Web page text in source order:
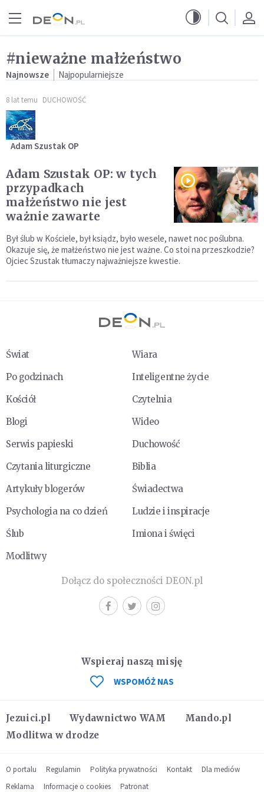
#nieważne małżeństwo
Najnowsze Najpopularniejsze
8 lat temu DUCHOWOŚĆ
Adam Szustak OP
Adam Szustak OP: w tych
przypadkach
małżeństwo nie jest
ważnie zawarte
Był ślub w Kościele, był ksiądz, było wesele, nawet noc poślubna.
Okazuje się, że małżeństwo nie jest ważne. Co stoi na przeszkodzie?
Ojciec Szustak tłumaczy najważniejsze kwestie.
Świat
Wiara
Po godzinach
Inteligentne życie
Kościół
Czytelnia
Blogi
Wideo
Serwis papieski
Duchowość
Czytania liturgiczne
Biblia
Artykuły blogerów
Świadectwa
Psychologia na co dzień
Ludzie i inspiracje
Ślub
Imiona i święci
Modlitwy
Dołącz do społeczności DEON.pl
Jezuici.pl Wydawnictwo WAM
Mando.pl
Modlitwa w drodze
Wspieraj naszą misję
WSPOMÓŻ NAS
O portalu Regulamin Polityka prywatności Kontakt
Dla mediów
Reklama
Informacje o cookies Patronat